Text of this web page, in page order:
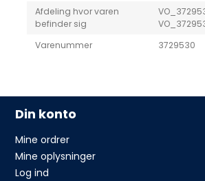
Afdeling hvor varen
befinder sig
Varenummer
3729530
Din konto
Mine ordrer
Mine oplysninger
Log ind